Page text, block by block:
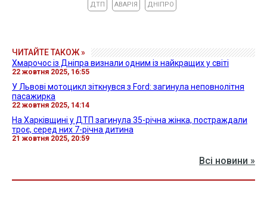
ДТП АВАРІЯ ДНІПРО
ЧИТАЙТЕ ТАКОЖ »
Хмарочос із Дніпра визнали одним із найкращих у світі
22 жовтня 2025, 16:55
У Львові мотоцикл зіткнувся з Ford: загинула неповнолітня
пасажирка
22 жовтня 2025, 14:14
На Харківщині у ДТП загинула 35-річна жінка, постраждали
троє, серед них 7-річна дитина
21 жовтня 2025, 20:59
Всі новини »